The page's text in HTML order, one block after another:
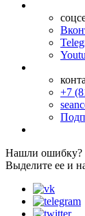
+7
Нашли ошибку?
Выделите ее и